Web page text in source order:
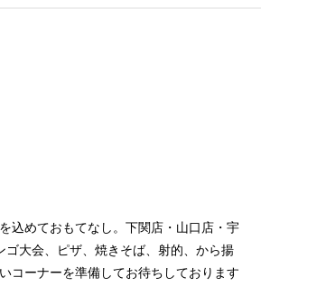
込めておもてなし。下関店・山口店・宇
大会、ピザ、焼きそば、射的、から揚
コーナーを準備してお待ちしております